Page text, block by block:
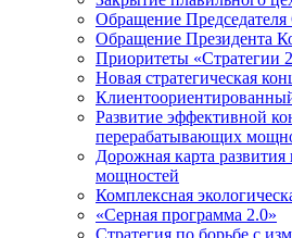
Обращение Председателя
Обращение Президента
Приоритеты «Стратегии
Новая стратегическая
Развитие эффективной
перерабатывающих
Дорожная карта
мощностей
Комплексная
«Серная программа 2.0»
Стратегия по борьбе с